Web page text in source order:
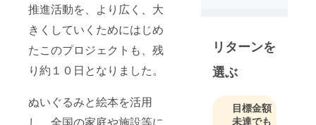
推進活動を、より広く、大
きくしていくためにはじめ
たこのプロジェクトも、残
り約１０日となりました。
ぬいぐるみと絵本を活用
な形で育児
支援・教育
支援・社会
ているNPO
法人です。
リターンを
選ぶ
目標金額
未達でも